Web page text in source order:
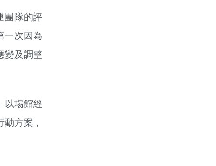
團隊的評
一次因為
變及調整
以場館經
方案，